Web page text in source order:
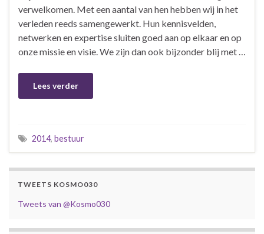
verwelkomen. Met een aantal van hen hebben wij in het
verleden reeds samengewerkt. Hun kennisvelden,
netwerken en expertise sluiten goed aan op elkaar en op
onze missie en visie. We zijn dan ook bijzonder blij met …
Lees verder
2014, bestuur
TWEETS KOSMO030
Tweets van @Kosmo030